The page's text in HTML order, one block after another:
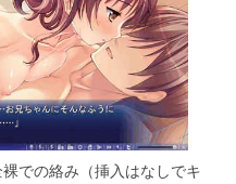
での絡み（挿入はなしでキ